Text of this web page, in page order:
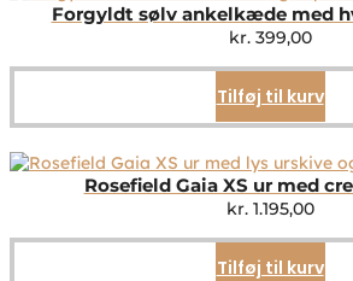
Forgyldt sølv ankelkæde med
kr.399,00
Tilføj til kurv
Rosefield Gaia XS ur med
kr.1.195,00
Tilføj til kurv